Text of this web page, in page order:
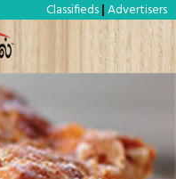
Classifieds | Advertisers